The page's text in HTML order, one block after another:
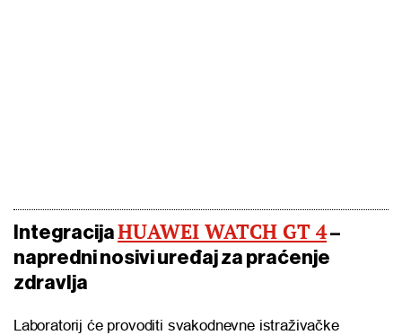
IntegracijaHUAWEI WATCH GT 4–
napredni nosivi uređaj za praćenje
zdravlja
Laboratorij će provoditi svakodnevne istraživačke